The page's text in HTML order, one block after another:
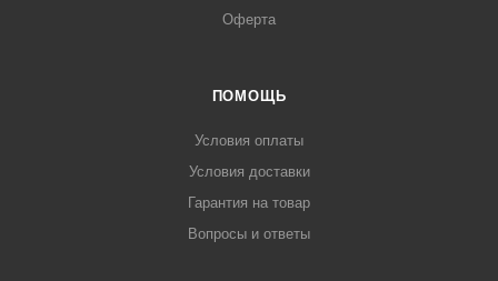
Оферта
ПОМОЩЬ
Условия оплаты
Условия доставки
Гарантия на товар
Вопросы и ответы